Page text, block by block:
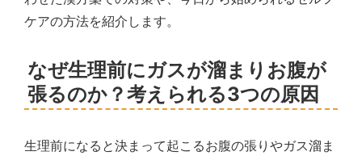
ケアの方法を紹介します。
なぜ生理前にガスが溜まりお腹が
張るのか？考えられる3つの原因
生理前になると決まって起こるお腹の張りやガス溜ま